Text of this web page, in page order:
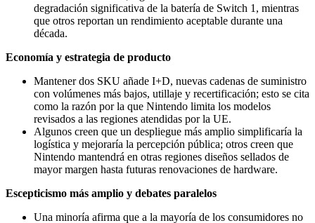
degradación significativa de la batería de Switch 1, mientras
que otros reportan un rendimiento aceptable durante una
década.
Economía y estrategia de producto
Mantener dos SKU añade I+D, nuevas cadenas de suministro
con volúmenes más bajos, utillaje y recertificación; esto se cita
como la razón por la que Nintendo limita los modelos
revisados a las regiones atendidas por la UE.
Algunos creen que un despliegue más amplio simplificaría la
logística y mejoraría la percepción pública; otros creen que
Nintendo mantendrá en otras regiones diseños sellados de
mayor margen hasta futuras renovaciones de hardware.
Escepticismo más amplio y debates paralelos
Una minoría afirma que a la mayoría de los consumidores no